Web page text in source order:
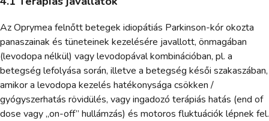
Az Oprymea felnőtt betegek idiopátiás Parkinson-kór okozta
panaszainak és tüneteinek kezelésére javallott, önmagában
(levodopa nélkül) vagy levodopával kombinációban, pl. a
betegség lefolyása során, illetve a betegség késői szakaszában,
amikor a levodopa kezelés hatékonysága csökken /
gyógyszerhatás rövidülés, vagy ingadozó terápiás hatás (end of
dose vagy „on-off” hullámzás) és motoros fluktuációk lépnek fel.